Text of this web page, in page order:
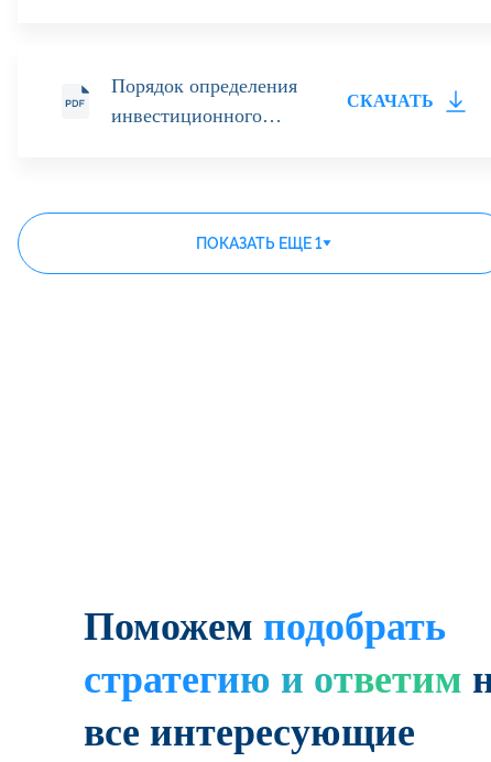
Регламентом
осуществления АО
управлению ценными
бумагами (редакция 3)
Порядок определения
инвестиционного
СКАЧАТЬ
ПОКАЗАТЬ ЕЩЕ 1
Поможем подобрать
стратегию и ответим
все интересующие